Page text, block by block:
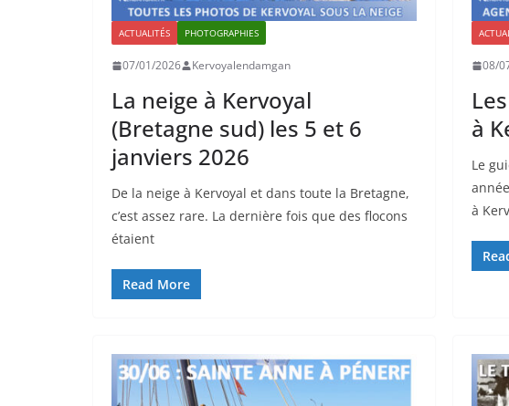
ACTUALITÉS PHOTOGRAPHIES
07/01/2026 Kervoyalendamgan
La neige à Kervoyal
(Bretagne sud) les 5 et 6
janviers 2026
De la neige à Kervoyal et dans toute la Bretagne,
c’est assez rare. La dernière fois que des flocons
étaient
Read More
08/
à
Le
à